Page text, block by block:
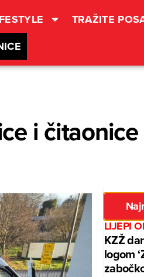
TRAŽITE
i
LIJEPI
KZŽ
logom